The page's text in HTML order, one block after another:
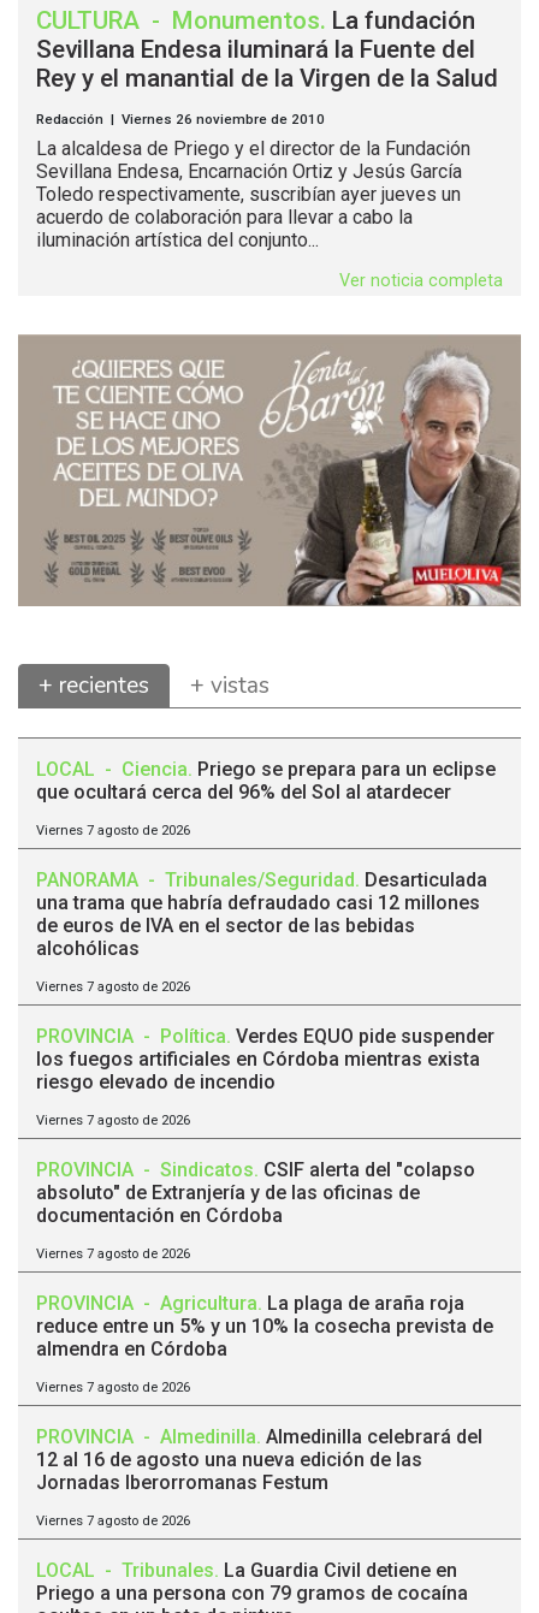
CULTURA - Monumentos. La fundación
Sevillana Endesa iluminará la Fuente del
Rey y el manantial de la Virgen de la Salud
Redacción | Viernes 26 noviembre de 2010
La alcaldesa de Priego y el director de la Fundación
Sevillana Endesa, Encarnación Ortiz y Jesús García
Toledo respectivamente, suscribían ayer jueves un
acuerdo de colaboración para llevar a cabo la
iluminación artística del conjunto...
Ver noticia completa
+ recientes + vistas
LOCAL - Ciencia. Priego se prepara para un eclipse
que ocultará cerca del 96% del Sol al atardecer
Viernes 7 agosto de 2026
PANORAMA - Tribunales/Seguridad. Desarticulada
una trama que habría defraudado casi 12 millones
de euros de IVA en el sector de las bebidas
alcohólicas
Viernes 7 agosto de 2026
PROVINCIA - Política. Verdes EQUO pide suspender
los fuegos artificiales en Córdoba mientras exista
riesgo elevado de incendio
Viernes 7 agosto de 2026
PROVINCIA - Sindicatos. CSIF alerta del "colapso
absoluto" de Extranjería y de las oficinas de
documentación en Córdoba
Viernes 7 agosto de 2026
PROVINCIA - Agricultura. La plaga de araña roja
reduce entre un 5% y un 10% la cosecha prevista de
almendra en Córdoba
Viernes 7 agosto de 2026
PROVINCIA - Almedinilla. Almedinilla celebrará del
12 al 16 de agosto una nueva edición de las
Jornadas Iberorromanas Festum
Viernes 7 agosto de 2026
LOCAL - Tribunales. La Guardia Civil detiene en
Priego a una persona con 79 gramos de cocaína